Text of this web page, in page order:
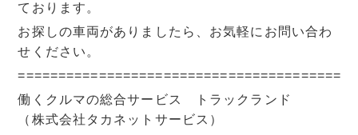
ております。
お探しの車両がありましたら、お気軽にお問い合わ
せください。
=========================================
働くクルマの総合サービス トラックランド
（株式会社タカネットサービス）